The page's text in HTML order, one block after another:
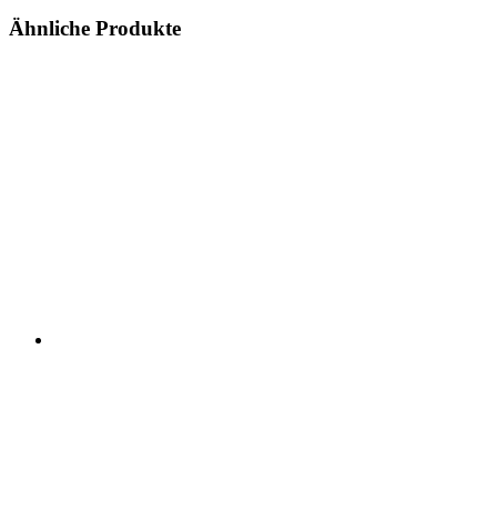
Ähnliche Produkte